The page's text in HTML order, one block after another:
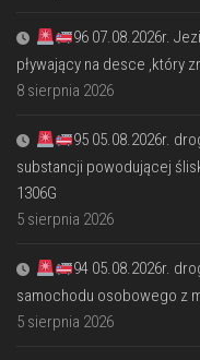
96 07.08.2026r.
pływający na desce ,który
8 sierpnia 2026
95 05.08.2026r.
substancji powodującej
1306G
5 sierpnia 2026
94 05.08.2026r.
samochodu osobowego z
5 sierpnia 2026